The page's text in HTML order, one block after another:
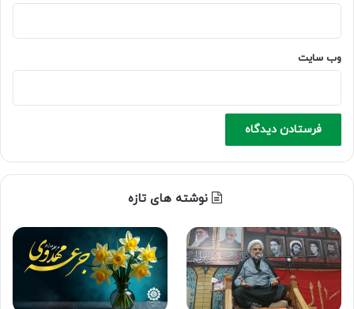
وب‌ سایت
نوشته های تازه